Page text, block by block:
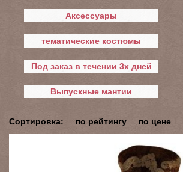
Аксессуары
тематические костюмы
Под заказ в течении 3х дней
Выпускные мантии
Сортировка: по рейтингу по цене